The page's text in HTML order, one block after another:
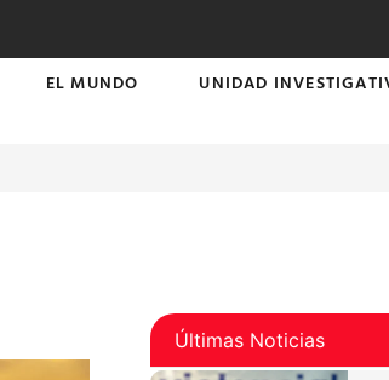
EL MUNDO UNIDAD
Últimas Noticias